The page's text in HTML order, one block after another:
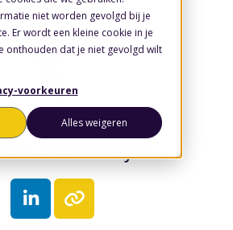
niet worden gevolgd bij je
Er wordt een kleine cookie in je
onthouden dat je niet gevolgd wilt
voorkeuren
Alles weigeren